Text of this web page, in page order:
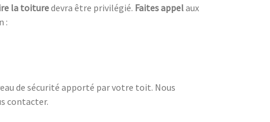
la toituredevra être privilégié. Faites appelaux
:
de sécurité apporté par votre toit. Nous
contacter.